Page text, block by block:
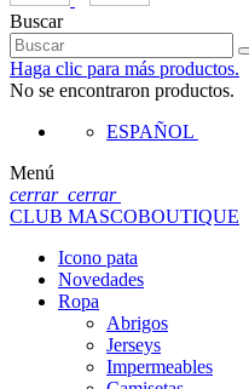
Buscar
Haga clic para más productos.
No se encontraron productos.
ESPAÑOL
Menú
cerrar cerrar
CLUB MASCOBOUTIQUE
Icono pata
Novedades
Ropa
Abrigos
Jerseys
Impermeables